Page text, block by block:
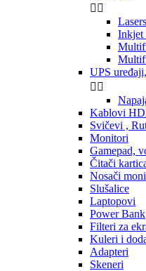
 
Inkjet
UPS
 
Kablovi
Svičevi ,
Monitori
Gamepad,
Čitači
Nosači
Slušalice
Laptopovi
Power Bank
Filteri za
Kuleri i
Adapteri
Skeneri